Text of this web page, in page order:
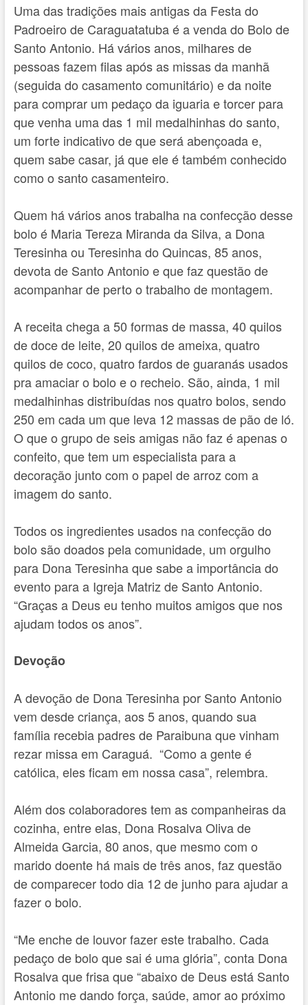
Uma das tradições mais antigas da Festa do
Padroeiro de Caraguatatuba é a venda do Bolo de
Santo Antonio. Há vários anos, milhares de
pessoas fazem filas após as missas da manhã
(seguida do casamento comunitário) e da noite
para comprar um pedaço da iguaria e torcer para
que venha uma das 1 mil medalhinhas do santo,
um forte indicativo de que será abençoada e,
quem sabe casar, já que ele é também conhecido
como o santo casamenteiro.
Quem há vários anos trabalha na confecção desse
bolo é Maria Tereza Miranda da Silva, a Dona
Teresinha ou Teresinha do Quincas, 85 anos,
devota de Santo Antonio e que faz questão de
acompanhar de perto o trabalho de montagem.
A receita chega a 50 formas de massa, 40 quilos
de doce de leite, 20 quilos de ameixa, quatro
quilos de coco, quatro fardos de guaranás usados
pra amaciar o bolo e o recheio. São, ainda, 1 mil
medalhinhas distribuídas nos quatro bolos, sendo
250 em cada um que leva 12 massas de pão de ló.
O que o grupo de seis amigas não faz é apenas o
confeito, que tem um especialista para a
decoração junto com o papel de arroz com a
imagem do santo.
Todos os ingredientes usados na confecção do
bolo são doados pela comunidade, um orgulho
para Dona Teresinha que sabe a importância do
evento para a Igreja Matriz de Santo Antonio.
“Graças a Deus eu tenho muitos amigos que nos
ajudam todos os anos”.
Devoção
A devoção de Dona Teresinha por Santo Antonio
vem desde criança, aos 5 anos, quando sua
família recebia padres de Paraibuna que vinham
rezar missa em Caraguá. “Como a gente é
católica, eles ficam em nossa casa”, relembra.
Além dos colaboradores tem as companheiras da
cozinha, entre elas, Dona Rosalva Oliva de
Almeida Garcia, 80 anos, que mesmo com o
marido doente há mais de três anos, faz questão
de comparecer todo dia 12 de junho para ajudar a
fazer o bolo.
“Me enche de louvor fazer este trabalho. Cada
pedaço de bolo que sai é uma glória”, conta Dona
Rosalva que frisa que “abaixo de Deus está Santo
Antonio me dando força, saúde, amor ao próximo